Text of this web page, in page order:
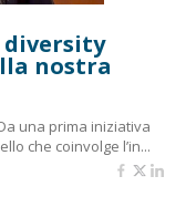
diversity
nostra
una prima iniziativa
che coinvolge l’in...